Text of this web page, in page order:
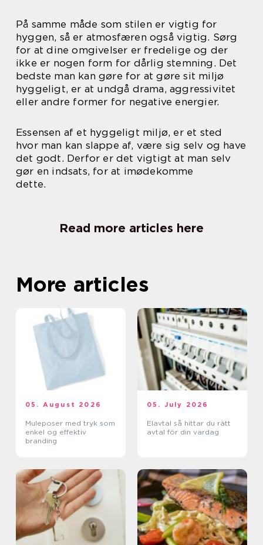
På samme måde som stilen er vigtig for
hyggen, så er atmosfæren også vigtig. Sørg
for at dine omgivelser er fredelige og der
ikke er nogen form for dårlig stemning. Det
bedste man kan gøre for at gøre sit miljø
hyggeligt, er at undgå drama, aggressivitet
eller andre former for negative energier.
Essensen af et hyggeligt miljø, er et sted
hvor man kan slappe af, være sig selv og have
det godt. Derfor er det vigtigt at man selv
gør en indsats, for at imødekomme
dette.
Read more articles here
More articles
05. August 2026
Muleposer med tryk som
enkel og effektiv
branding
05. July 2026
Elavtal så hittar du rätt
avtal för din vardag